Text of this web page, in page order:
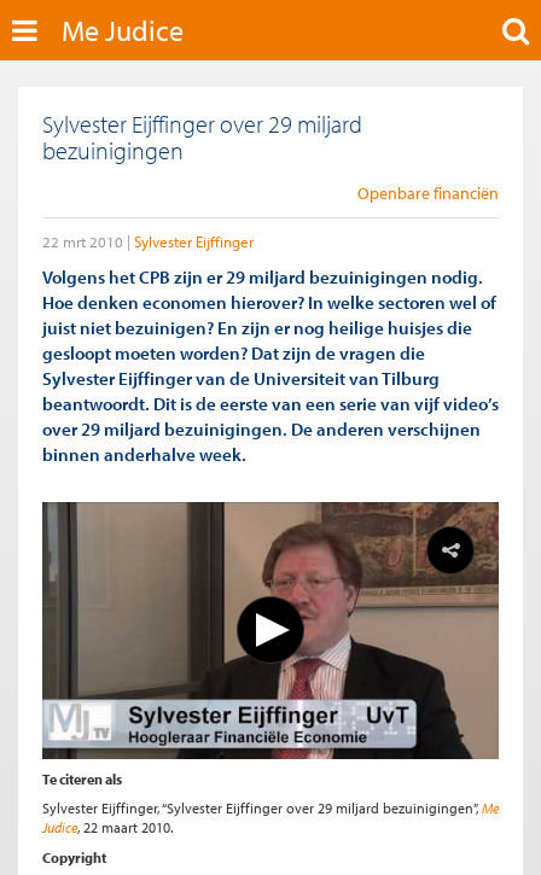
Me Judice
Sylvester Eijffinger over 29 miljard
bezuinigingen
Openbare financiën
22 mrt 2010 Sylvester Eijffinger
Volgens het CPB zijn er 29 miljard bezuinigingen nodig.
Hoe denken economen hierover? In welke sectoren wel of
juist niet bezuinigen? En zijn er nog heilige huisjes die
gesloopt moeten worden? Dat zijn de vragen die
Sylvester Eijffinger van de Universiteit van Tilburg
beantwoordt. Dit is de eerste van een serie van vijf video’s
over 29 miljard bezuinigingen. De anderen verschijnen
binnen anderhalve week.
Te citeren als
Sylvester Eijffinger, “Sylvester Eijffinger over 29 miljard bezuinigingen”, Me
Judice, 22 maart 2010.
Copyright